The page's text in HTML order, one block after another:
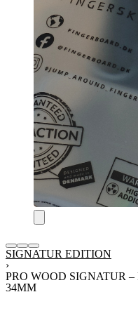
SIGNATUR EDITION
›
PRO WOOD SIGNATUR
34MM